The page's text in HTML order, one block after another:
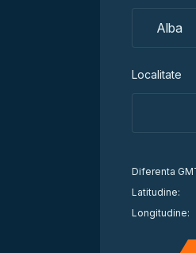
Localitate
Diferenta
Latitudine:
Longitudine: